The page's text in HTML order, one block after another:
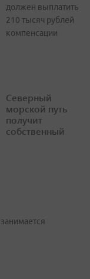
должен выплатить
210 тысяч рублей
компенсации
Северный
морской путь
получит
собственный